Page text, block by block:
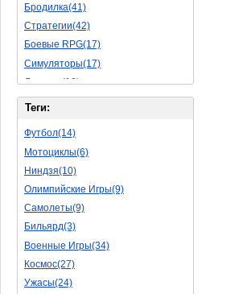
Бродилка(41)
Стратегии(42)
Боевые RPG(17)
Симуляторы(17)
Леталки(18)
Симуляторы Жизни(40)
Логические Игры(18)
Азартные(15)
Ролевые Игры(62)
Боевик(8)
Головоломка(5)
Rpg(3)
Пошаговые Игры(15)
Пазлы(56)
Исторические(16)
Теги:
Футбол(14)
Мотоциклы(6)
Ниндзя(10)
Олимпийские Игры(9)
Самолеты(9)
Бильярд(3)
Военные Игры(34)
Космос(27)
Ужасы(24)